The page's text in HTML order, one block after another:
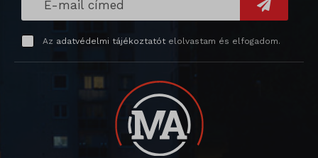
Az adatvédelmi tájékoztatótelolvastam és elfogadom.
litespeed_qc_hide_banner
perf_*
SameSite
SL_G_WPT_TO
SL_GWPT_Show_Hide_tmp
SL_wptGlobTipTmp